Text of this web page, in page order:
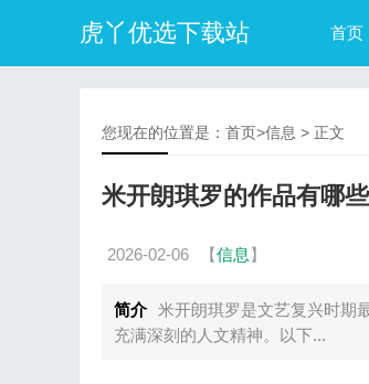
虎丫优选下载站 首页
您现在的位置是： 首页>信息 > 正文
米开朗琪罗的作品有哪些
2026-02-06 【信息 】
简介 米开朗琪罗是文艺复兴时期
充满深刻的人文精神。以下...